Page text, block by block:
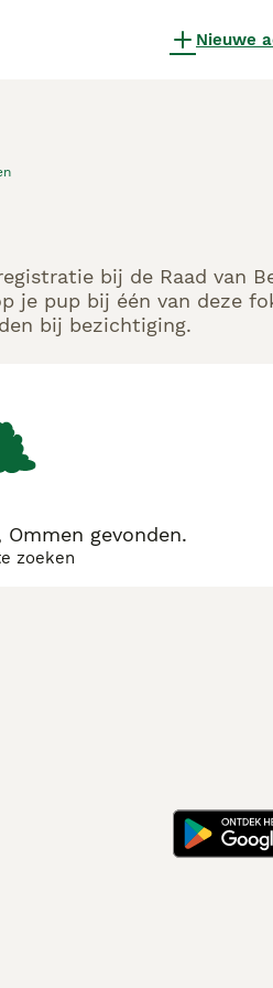
Nieuwe
bij de Raad van
je pup bij één van deze
bij bezichtiging.
gevonden.
zoeken